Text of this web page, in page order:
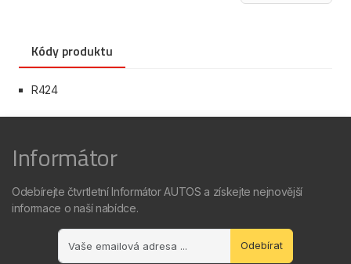
Kódy produktu
R424
Informátor
Odebírejte čtvrtletní Informátor AUTOS a získejte nejnovější
informace o naší nabídce.
Odebírat